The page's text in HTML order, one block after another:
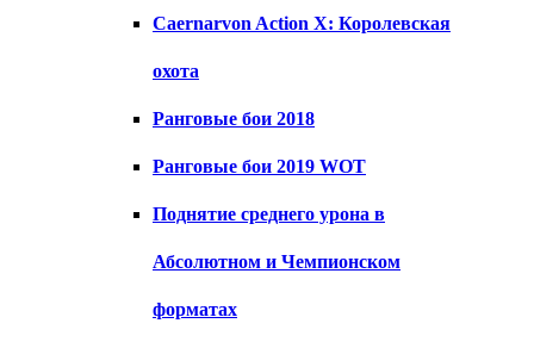
Caernarvon Action X: Королевская
охота
Ранговые бои 2018
Ранговые бои 2019 WOT
Поднятие среднего урона в
Абсолютном и Чемпионском
форматах